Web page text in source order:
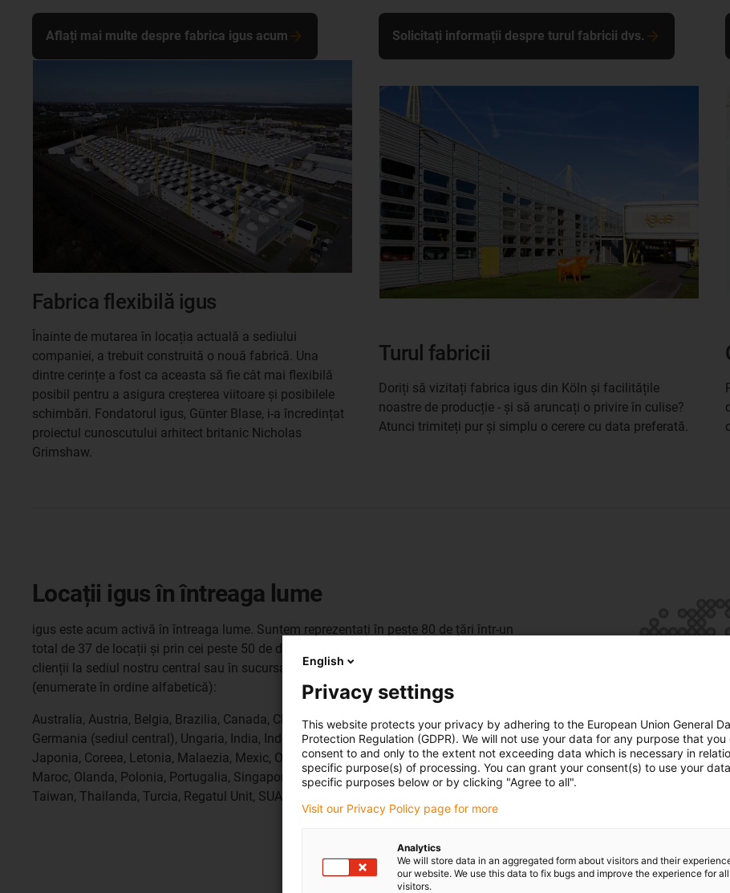
Fabrica flexibilă igus
Înainte de mutarea în locația actuală a sediului
companiei, a trebuit construită o nouă fabrică. Una
dintre cerințe a fost ca aceasta să fie cât mai flexibilă
posibil pentru a asigura creșterea viitoare și posibilele
schimbări. Fondatorul igus, Günter Blase, i-a încredințat
proiectul cunoscutului arhitect britanic Nicholas
Grimshaw.
Aflați mai multe despre fabrica igus acum
Turul fabricii
Doriți să vizitați fabrica igus din Köln și facilitățile
noastre de producție - și să aruncați o privire în culise?
Atunci trimiteți pur și simplu o cerere cu data preferată.
Solicitați informații despre turul fabricii dvs.
Locații igus în întreaga lume
igus este acum activă în întreaga lume. Suntem reprezentați în peste 80 de țări într-un
total de 37 de locații și prin cei peste 50 de distribuitori ai noștri. Ne sprijinim personal
clienții la sediul nostru central sau în sucursalele noastre din următoarele țări
(enumerate în ordine alfabetică):
Australia, Austria, Belgia, Brazilia, Canada, China, Danemarca, Estonia, Franța,
Germania (sediul central), Ungaria, India, Indonezia, Irlanda, Italia, Coasta de Fildeș,
Japonia, Coreea, Letonia, Malaezia, Mexic, Orientul Mijlociu (Emiratele Arabe Unite),
Maroc, Olanda, Polonia, Portugalia, Singapore, Africa de Sud, Spania, Suedia, Elveția,
Taiwan, Thailanda, Turcia, Regatul Unit, SUA și Vietnam.
English
Privacy settings
This website protects your privacy by adhering to the European Union General
Protection Regulation (GDPR). We will not use your data for any purpose that you
consent to and only to the extent not exceeding data which is necessary in
specific purpose(s) of processing. You can grant your consent(s) to use your
specific purposes below or by clicking "Agree to all".
Visit our Privacy Policy page for more
Analytics
We will store data in an aggregated form about visitors and their
our website. We use this data to fix bugs and improve the experience for all
visitors.